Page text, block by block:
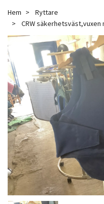
Hem
Ryttare
CRW säkerhetsväst,vuxen